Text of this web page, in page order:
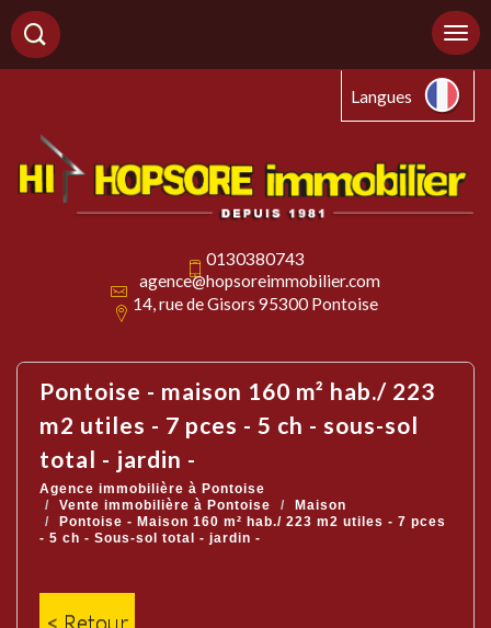
Langues
0130380743
agence@hopsoreimmobilier.com
14, rue de Gisors 95300 Pontoise
pontoise - maison 160 m² hab./ 223
m2 utiles - 7 pces - 5 ch - sous-sol
total - jardin -
Agence immobilière à Pontoise
Vente immobilière à Pontoise
Maison
Pontoise - Maison 160 m² hab./ 223 m2 utiles - 7 pces
- 5 ch - Sous-sol total - jardin -
< Retour